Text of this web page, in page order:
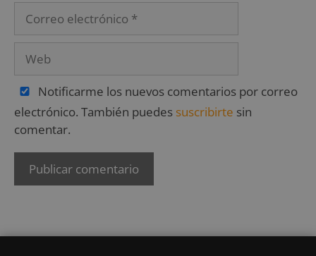
Notificarme los nuevos comentarios por correo
electrónico. También puedes suscribirte sin
comentar.